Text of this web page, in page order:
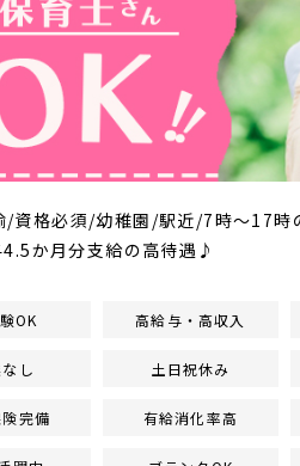
/資格必須/幼稚園/駅近/7時～17
か月分支給の高待遇♪
OK 高給与・高収入
し 土日祝休み
完備 有給消化率高